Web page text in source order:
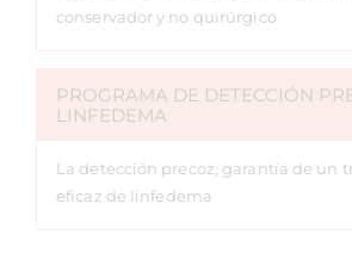
conservador y no quirúrgico
PROGRAMA DE DETECCIÓN
LINFEDEMA
La detección precoz, garantía de un
eficaz de linfedema